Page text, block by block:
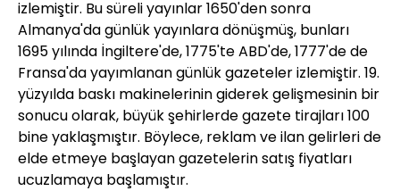
izlemiştir. Bu süreli yayınlar 1650'den sonra
Almanya'da günlük yayınlara dönüşmüş, bunları
1695 yılında İngiltere'de, 1775'te ABD'de, 1777'de de
Fransa'da yayımlanan günlük gazeteler izlemiştir. 19.
yüzyılda baskı makinelerinin giderek gelişmesinin bir
sonucu olarak, büyük şehirlerde gazete tirajları 100
bine yaklaşmıştır. Böylece, reklam ve ilan gelirleri de
elde etmeye başlayan gazetelerin satış fiyatları
ucuzlamaya başlamıştır.